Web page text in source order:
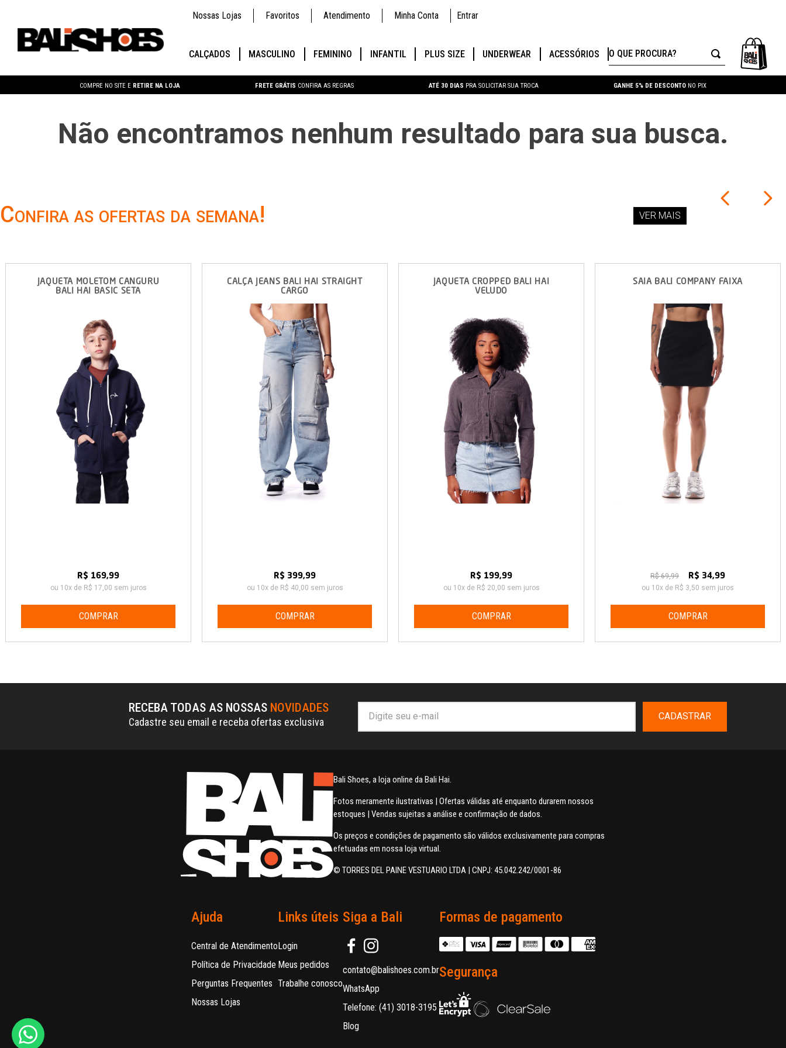
Nossas Lojas Favoritos Atendimento Minha Conta Entrar
CALÇADOS MASCULINO FEMININO INFANTIL PLUS SIZE UNDERWEAR ACESSÓRIOS
O QUE PROCURA?
COMPRE NO SITE E RETIRE NA LOJA FRETE GRÁTIS CONFIRA AS REGRAS ATÉ 30 DIAS PRA SOLICITAR SUA TROCA GANHE 5% DE DESCONTO NO PIX
Não encontramos nenhum resultado para sua busca.
Confira as ofertas da semana! VER MAIS
JAQUETA MOLETOM CANGURU
BALI HAI BASIC SETA
R$ 169,99
ou 10x de R$ 17,00 sem juros
COMPRAR
CALÇA JEANS BALI HAI STRAIGHT
CARGO
R$ 399,99
ou 10x de R$ 40,00 sem juros
COMPRAR
JAQUETA CROPPED BALI HAI
VELUDO
R$ 199,99
ou 10x de R$ 20,00 sem juros
COMPRAR
SAIA BALI COMPANY FAIXA
R$ 69,99
R$ 34,99
ou 10x de R$ 3,50 sem juros
COMPRAR
RECEBA TODAS AS NOSSAS NOVIDADES
Cadastre seu email e receba ofertas exclusiva CADASTRAR
Bali Shoes, a loja online da Bali Hai.
Fotos meramente ilustrativas | Ofertas válidas até enquanto durarem nossos
estoques | Vendas sujeitas a análise e confirmação de dados.
Os preços e condições de pagamento são válidos exclusivamente para compras
efetuadas em nossa loja virtual.
© TORRES DEL PAINE VESTUARIO LTDA | CNPJ: 45.042.242/0001-86
Ajuda
Central de Atendimento
Política de Privacidade
Perguntas Frequentes
Nossas Lojas
Links úteis
Login
Meus pedidos
Trabalhe conosco
Siga a Bali
contato@balishoes.com.br
WhatsApp
Telefone: (41) 3018-3195
Blog
Formas de pagamento
Segurança